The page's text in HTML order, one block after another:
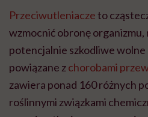
Przeciwutleniaczeto
wzmocnić obronę
potencjalnie szkodliwe
powiązane zchorobami
zawiera ponad 160 różnych
roślinnymi związkami